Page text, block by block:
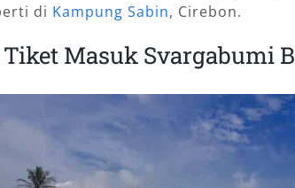
di Kampung Sabin, Cirebon.
Masuk Svargabumi